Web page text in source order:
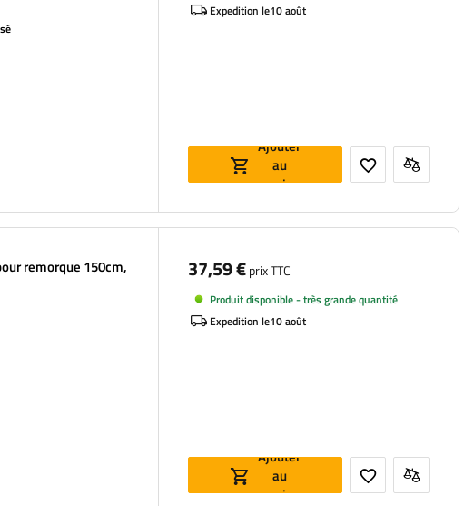
Expedition le10 août
Ajouter
au
panier
remorque 150cm,
37,59 €prix TTC
Produit disponible - très grande quantité
Expedition le10 août
Ajouter
au
panier